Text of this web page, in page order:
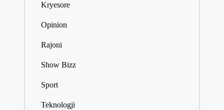
Kryesore
Opinion
Rajoni
Show Bizz
Sport
Teknologji